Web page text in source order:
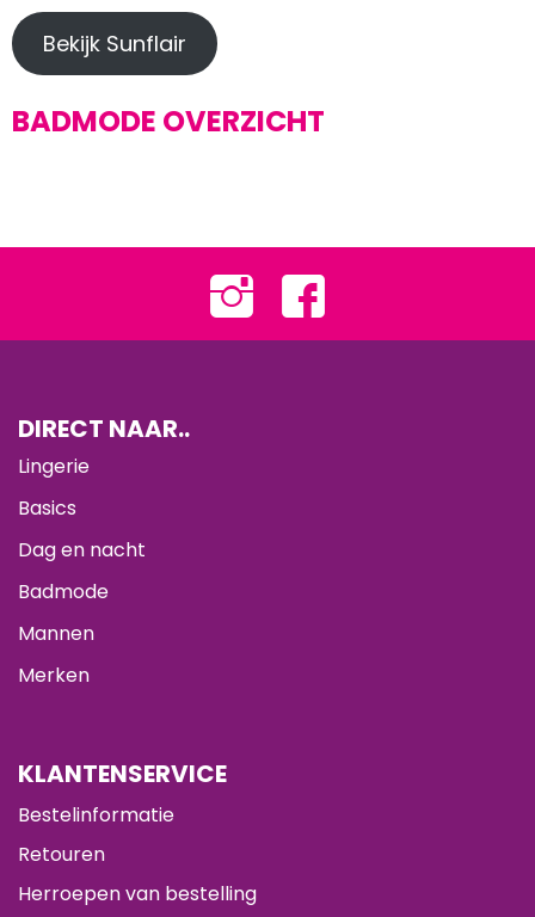
Bekijk Sunflair
BADMODE OVERZICHT
DIRECT NAAR..
Lingerie
Basics
Dag en nacht
Badmode
Mannen
Merken
KLANTENSERVICE
Bestelinformatie
Retouren
Herroepen van bestelling